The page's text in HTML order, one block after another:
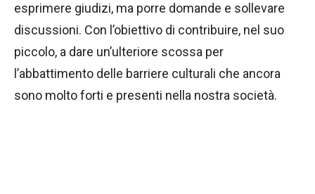
esprimere giudizi, ma porre domande e sollevare
discussioni. Con l’obiettivo di contribuire, nel suo
piccolo, a dare un’ulteriore scossa per
l’abbattimento delle barriere culturali che ancora
sono molto forti e presenti nella nostra società.